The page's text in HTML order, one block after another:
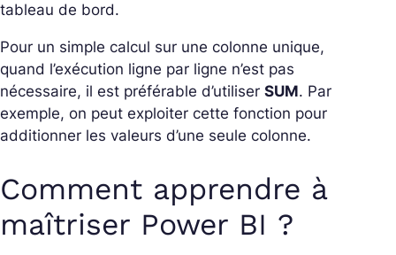
tableau de bord.
Pour un simple calcul sur une colonne unique,
quand l’exécution ligne par ligne n’est pas
nécessaire, il est préférable d’utiliser SUM. Par
exemple, on peut exploiter cette fonction pour
additionner les valeurs d’une seule colonne.
Comment apprendre à
maîtriser Power BI ?